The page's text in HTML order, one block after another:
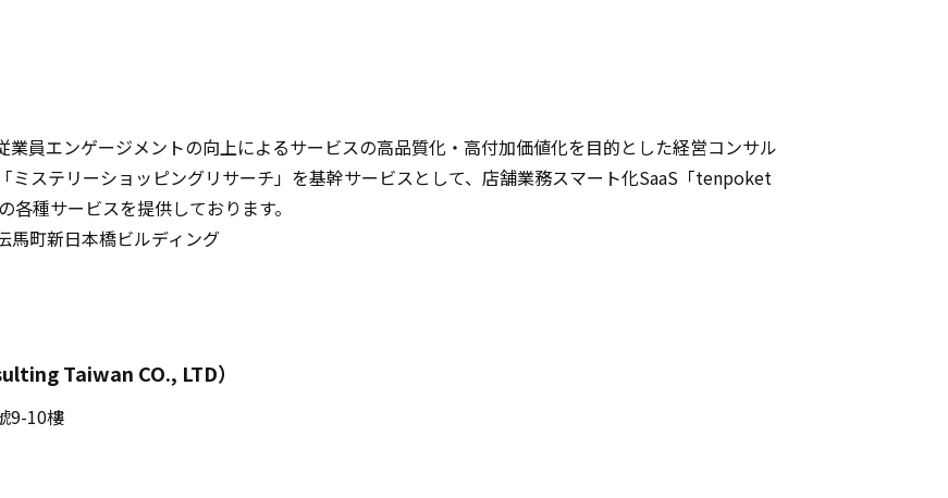
員エンゲージメントの向上によるサービスの高品質化・高付加価値化を目的とした経営コンサル
ミステリーショッピングリサーチ」を基幹サービスとして、店舗業務スマート化SaaS「tenpoket
種サービスを提供しております。
馬町新日本橋ビルディング
Taiwan CO., LTD）
9-10樓